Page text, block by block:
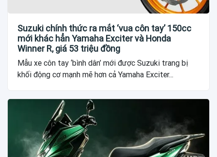
Suzuki chính thức ra mắt ‘vua côn tay’ 150cc
mới khác hẳn Yamaha Exciter và Honda
Winner R, giá 53 triệu đồng
Mẫu xe côn tay ‘bình dân’ mới được Suzuki trang bị
khối động cơ mạnh mẽ hơn cả Yamaha Exciter...